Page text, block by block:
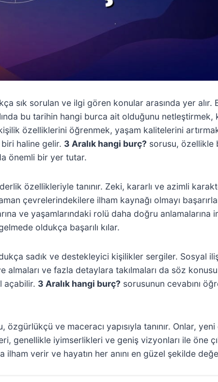
sık sorulan ve ilgi gören konular arasında yer alır.
bu tarihin hangi burca ait olduğunu netleştirmek,
özelliklerini öğrenmek, yaşam kalitelerini
haline gelir. 3 Aralık hangi burç? sorusu, özellikle
önemli bir yer tutar.
özellikleriyle tanınır. Zeki, kararlı ve azimli
çevrelerindekilere ilham kaynağı olmayı
ve yaşamlarındaki rolü daha doğru anlamalarına
oldukça başarılı kılar.
sadık ve destekleyici kişilikler sergiler. Sosyal
ve fazla detaylara takılmaları da söz
açabilir. 3 Aralık hangi burç? sorusunun cevabını
ve maceracı yapısıyla tanınır. Onlar,
genellikle iyimserlikleri ve geniş vizyonları ile öne
verir ve hayatın her anını en güzel şekilde